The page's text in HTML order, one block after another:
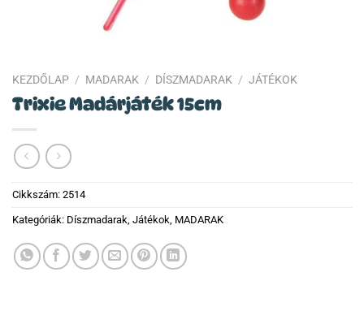
KEZDŐLAP / MADARAK / DÍSZMADARAK / JÁTÉKOK
Trixie Madárjáték 15cm
Cikkszám: 2514
Kategóriák: Díszmadarak, Játékok, MADARAK